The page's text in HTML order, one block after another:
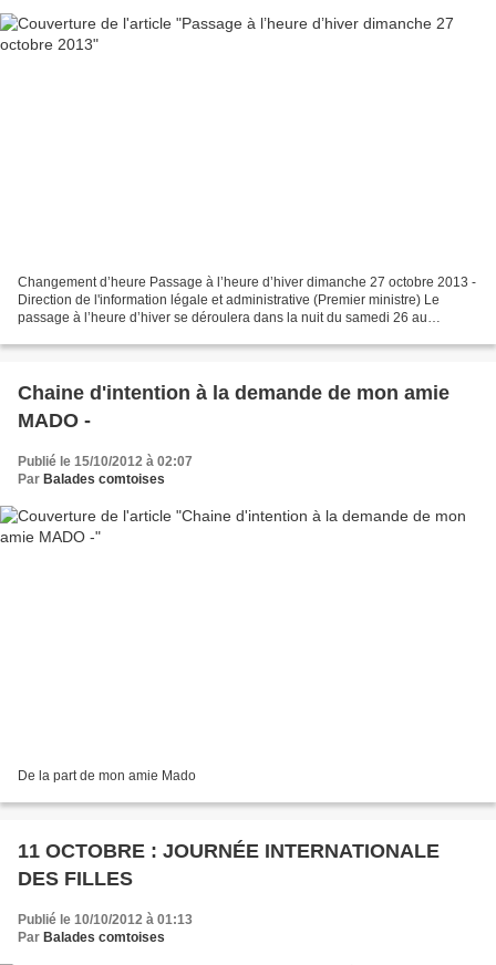
Changement d’heure Passage à l’heure d’hiver dimanche 27 octobre 2013 -
Direction de l'information légale et administrative (Premier ministre) Le
passage à l’heure d’hiver se déroulera dans la nuit du samedi 26 au
Chaine d'intention à la demande de mon amie
MADO -
Publié le 15/10/2012 à 02:07
Par Balades comtoises
De la part de mon amie Mado
11 OCTOBRE : JOURNÉE INTERNATIONALE
DES FILLES
Publié le 10/10/2012 à 01:13
Par Balades comtoises